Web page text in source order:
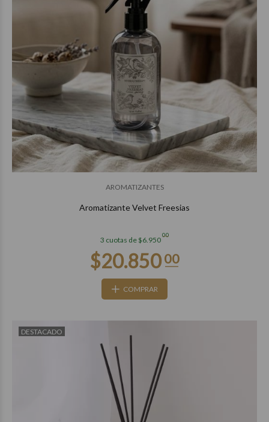
AROMATIZANTES
Aromatizante Velvet Freesias
3 cuotas de $6.950
00
COMPRAR
DESTACADO
$39.85000